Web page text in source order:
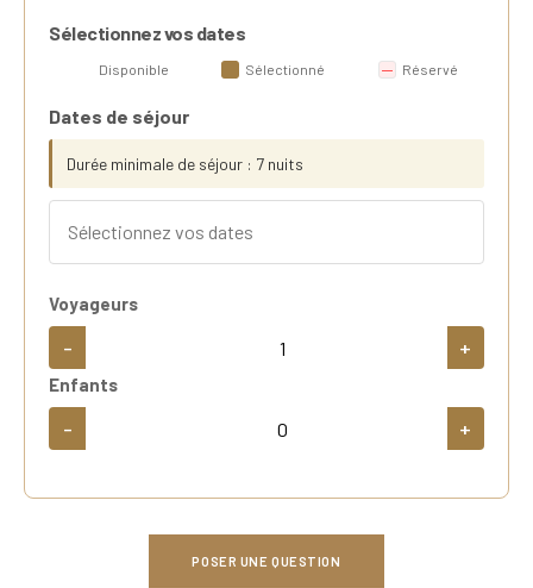
Sélectionnez vos dates
Disponible Sélectionné Réservé
Dates de séjour
Durée minimale de séjour : 7 nuits
Voyageurs
- +
Enfants
- +
POSER UNE QUESTION